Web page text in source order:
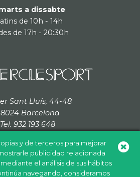
y de terceros para mejorar
publicidad relacionada
el análisis de sus hábitos
navegando, consideramos
a dissabte
de 10h - 14h
de 17h - 20:30h
Sant Lluís, 44-48
Barcelona
Tel. 932 193 648